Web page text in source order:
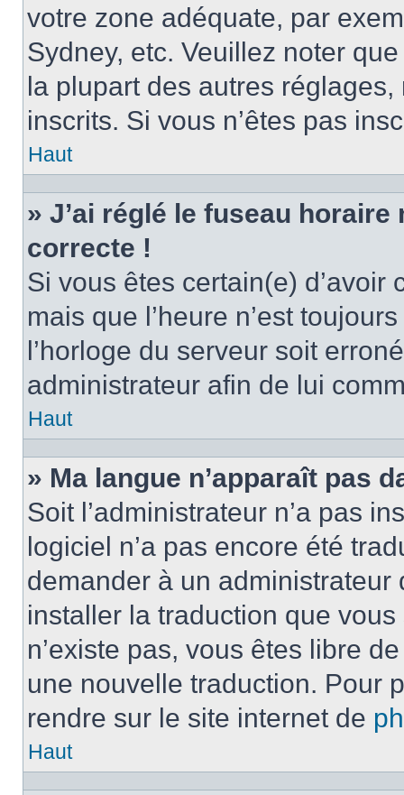
votre zone adéquate, par
Sydney, etc. Veuillez noter
la plupart des autres réglages,
inscrits. Si vous n’êtes pas
Haut
» J’ai réglé le fuseau horaire
correcte !
Si vous êtes certain(e)
mais que l’heure n’est
l’horloge du serveur soit
administrateur afin de lui
Haut
» Ma langue n’apparaît pas
Soit l’administrateur n’a pas
logiciel n’a pas encore été
demander à un administrateur
installer la traduction que
n’existe pas, vous êtes libre
une nouvelle traduction. Pour
rendre sur le site internet de
Haut